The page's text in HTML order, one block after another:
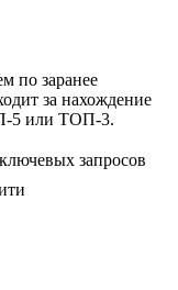
по заранее
за нахождение
5 или ТОП-3.
запросов